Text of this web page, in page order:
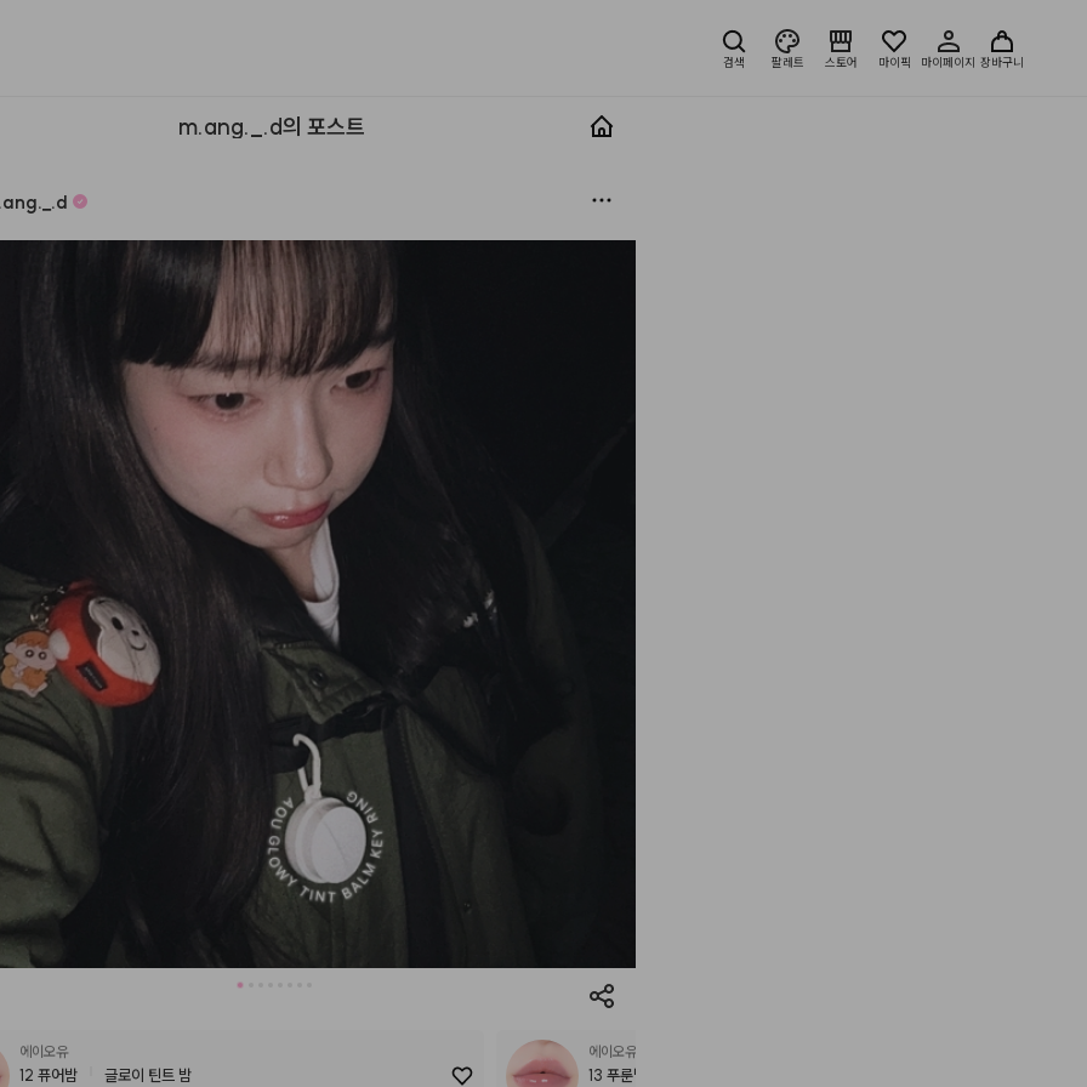
검색 팔레트 스토어 마이픽 마이페이지 장바구니
m.ang._.d의 포스트
.d
에이오유
12 퓨어밤 글로이 틴트 밤
에이오유
13 푸룬밤